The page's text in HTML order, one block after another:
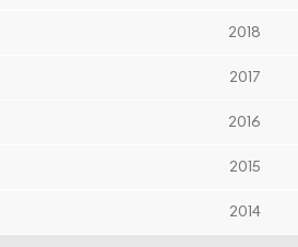
2018
2017
2016
2015
2014